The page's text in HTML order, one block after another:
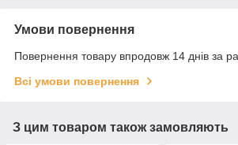
Умови повернення
Повернення товару впродовж 14 днів за
Всі умови повернення
З цим товаром також замовляють